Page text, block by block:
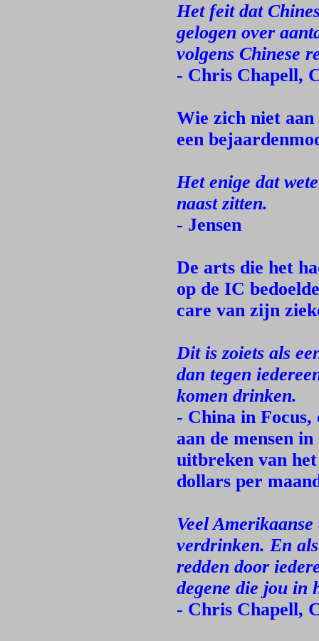
Het feit dat
gelogen over
volgens Chinese
- Chris Chapell,
Wie zich niet
een
Het enige dat
naast zitten.
- Jensen
De arts die het
op de IC
care van zijn
Dit is zoiets als
dan tegen
komen drinken.
- China in Focus,
aan de mensen
uitbreken van
dollars per
Veel
verdrinken. En
redden door
degene die jou in
- Chris Chapell,